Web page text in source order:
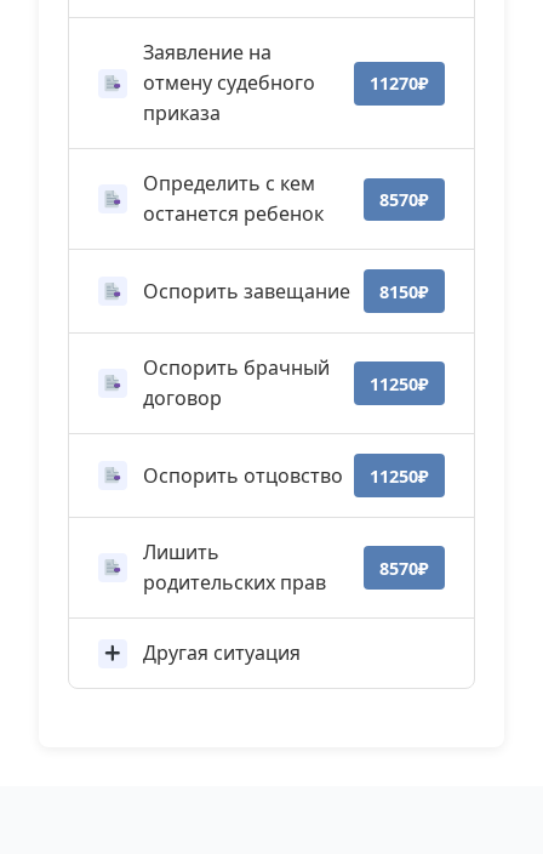
Заявление на
отмену судебного
приказа
11270₽
Определить с кем
останется ребенок
8570₽
Оспорить завещание 8150₽
Оспорить брачный
договор
11250₽
Оспорить отцовство 11250₽
Лишить
родительских прав
8570₽
Другая ситуация